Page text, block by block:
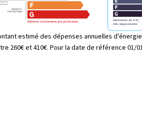
estimé des dépenses annuelles
260€ et 410€. Pour la date de référence 01/